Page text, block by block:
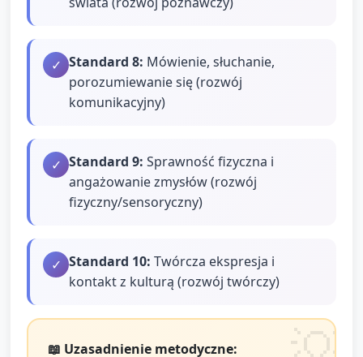
✓ Standard 8: Mówienie, słuchanie,
porozumiewanie się (rozwój
komunikacyjny)
✓ Standard 9: Sprawność fizyczna i
angażowanie zmysłów (rozwój
fizyczny/sensoryczny)
✓ Standard 10: Twórcza ekspresja i
kontakt z kulturą (rozwój twórczy)
📖 Uzasadnienie metodyczne: